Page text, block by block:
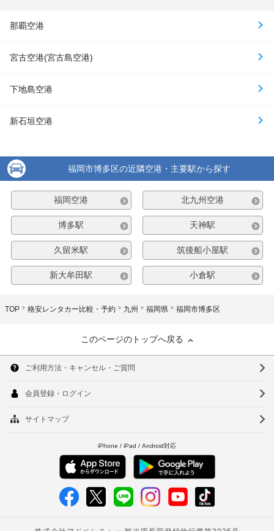
那覇空港
宮古空港(宮古島空港)
下地島空港
新石垣空港
福岡市博多区の近隣空港・主要駅から探す
福岡空港 北九州空港
博多駅 天神駅
久留米駅 筑後船小屋駅
新大牟田駅 小倉駅
TOP 格安レンタカー比較・予約 九州 福岡県 福岡市博多区
このページのトップへ戻る